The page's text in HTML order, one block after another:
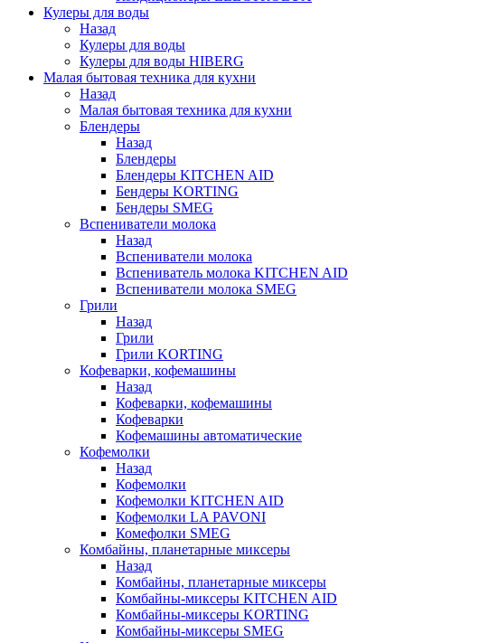
Кулеры для воды
Назад
Кулеры для воды
Кулеры для воды HIBERG
Малая бытовая техника для кухни
Назад
Малая бытовая техника для кухни
Блендеры
Назад
Блендеры
Блендеры KITCHEN AID
Бендеры KORTING
Бендеры SMEG
Вспениватели молока
Назад
Вспениватели молока
Вспениватель молока KITCHEN AID
Вспениватели молока SMEG
Грили
Назад
Грили
Грили KORTING
Кофеварки, кофемашины
Назад
Кофеварки, кофемашины
Кофеварки
Кофемашины автоматические
Кофемолки
Назад
Кофемолки
Кофемолки KITCHEN AID
Кофемолки LA PAVONI
Комефолки SMEG
Комбайны, планетарные миксеры
Назад
Комбайны, планетарные миксеры
Комбайны-миксеры KITCHEN AID
Комбайны-миксеры KORTING
Комбайны-миксеры SMEG